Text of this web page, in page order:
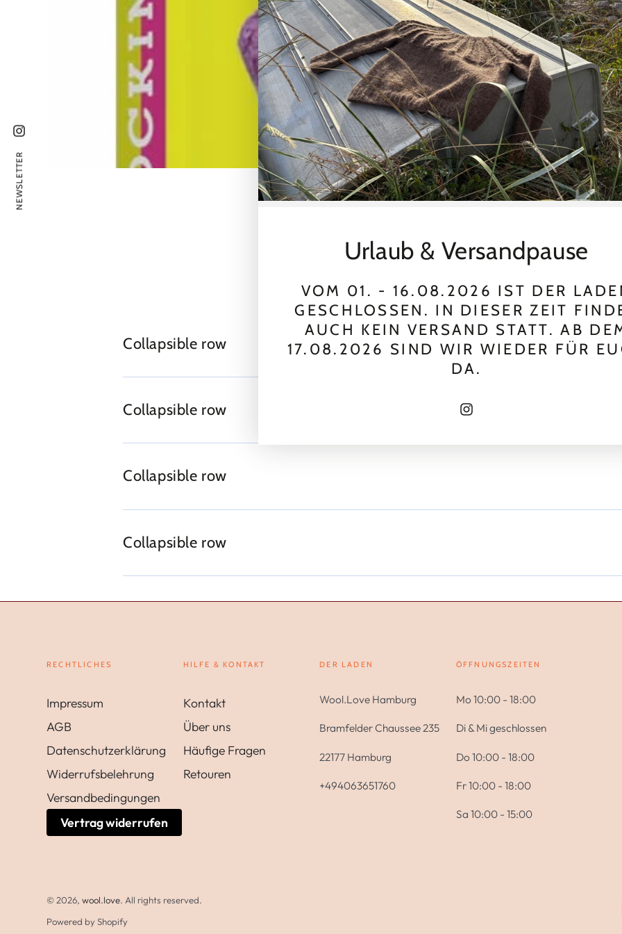
FAQs
Collapsible row
Collapsible row
Collapsible row
Collapsible row
RECHTLICHES
Impressum
AGB
Datenschutzerklärung
Widerrufsbelehrung
Versandbedingungen
Vertrag widerrufen
HILFE & KONTAKT
Kontakt
Über uns
Häufige Fragen
Retouren
DER LADEN
Wool.Love Hamburg
Bramfelder Chaussee 235
22177 Hamburg
+494063651760
ÖFFNUNGSZEITEN
Mo 10:00 - 18:00
Di & Mi geschlossen
Do 10:00 - 18:00
Fr 10:00 - 18:00
Sa 10:00 - 15:00
© 2026, wool.love. All rights reserved.
Powered by Shopify
Urlaub & Versandpause
VOM 01. - 16.08.2026 IST DER
GESCHLOSSEN. IN DIESER ZEIT
AUCH KEIN VERSAND STATT. AB
17.08.2026 SIND WIR WIEDER FÜR
DA.
Instagram
Instagram
NEWSLETTER